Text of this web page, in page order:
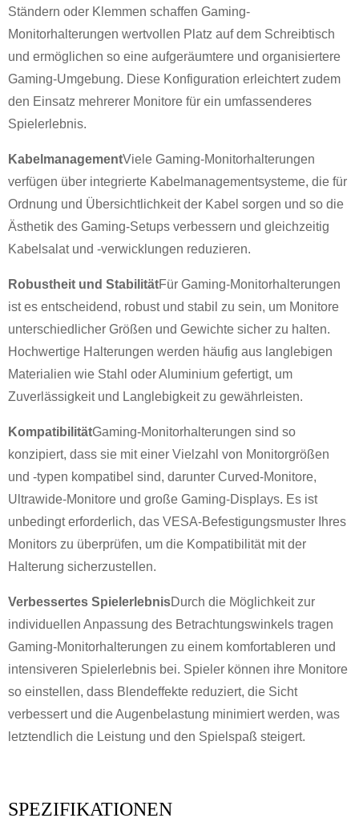
Ständern oder Klemmen schaffen Gaming-
Monitorhalterungen wertvollen Platz auf dem Schreibtisch
und ermöglichen so eine aufgeräumtere und organisiertere
Gaming-Umgebung. Diese Konfiguration erleichtert zudem
den Einsatz mehrerer Monitore für ein umfassenderes
Spielerlebnis.
KabelmanagementViele Gaming-Monitorhalterungen
verfügen über integrierte Kabelmanagementsysteme, die für
Ordnung und Übersichtlichkeit der Kabel sorgen und so die
Ästhetik des Gaming-Setups verbessern und gleichzeitig
Kabelsalat und -verwicklungen reduzieren.
Robustheit und StabilitätFür Gaming-Monitorhalterungen
ist es entscheidend, robust und stabil zu sein, um Monitore
unterschiedlicher Größen und Gewichte sicher zu halten.
Hochwertige Halterungen werden häufig aus langlebigen
Materialien wie Stahl oder Aluminium gefertigt, um
Zuverlässigkeit und Langlebigkeit zu gewährleisten.
KompatibilitätGaming-Monitorhalterungen sind so
konzipiert, dass sie mit einer Vielzahl von Monitorgrößen
und -typen kompatibel sind, darunter Curved-Monitore,
Ultrawide-Monitore und große Gaming-Displays. Es ist
unbedingt erforderlich, das VESA-Befestigungsmuster Ihres
Monitors zu überprüfen, um die Kompatibilität mit der
Halterung sicherzustellen.
Verbessertes SpielerlebnisDurch die Möglichkeit zur
individuellen Anpassung des Betrachtungswinkels tragen
Gaming-Monitorhalterungen zu einem komfortableren und
intensiveren Spielerlebnis bei. Spieler können ihre Monitore
so einstellen, dass Blendeffekte reduziert, die Sicht
verbessert und die Augenbelastung minimiert werden, was
letztendlich die Leistung und den Spielspaß steigert.
SPEZIFIKATIONEN
×
WÄHLE DEINE EIGENE IDENTITÄT
×
BESTÄTIGEN SIE IHRE IDENTITÄT
Kunde von CHARM sind.
ANFRAGE EINREICHEN
×